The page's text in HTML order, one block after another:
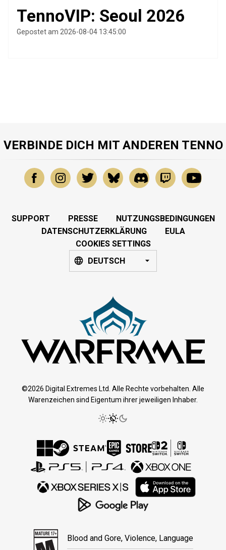
TennoVIP: Seoul 2026
Gepostet am 2026-08-04 13:45:00
VERBINDE DICH MIT ANDEREN TENNO
SUPPORT PRESSE
NUTZUNGSBEDINGUNGEN
DATENSCHUTZERKLÄRUNG
EULA
COOKIES SETTINGS
DEUTSCH
©2026 Digital Extremes Ltd. Alle Rechte vorbehalten. Alle
Warenzeichen sind Eigentum ihrer jeweiligen Inhaber.
Blood and Gore, Violence, Language